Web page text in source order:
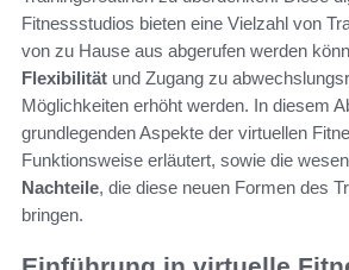
Fitnessstudios bieten eine Vielzahl von
von zu Hause aus abgerufen werden
Flexibilität und Zugang zu
Möglichkeiten erhöht werden. In diesem
grundlegenden Aspekte der virtuellen
Funktionsweise erläutert, sowie die
Nachteile, die diese neuen Formen des
bringen.